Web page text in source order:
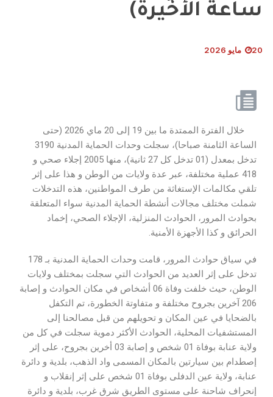
ساعة الأخيرة)
20 مايو 2026
خلال الفترة الممتدة ما بين 19 إلى 20 ماي 2026 (حتى
الساعة الثامنة صباحا)، سجلت وحدات الحماية المدنية 3190
تدخل بمعدل (01 تدخل كل 27 ثانية)، منها 2005 إجلاء صحي و
418 عملية مختلفة، عبر عدة ولايات من الوطن و هذا على إثر
تلقي مكالمات الإستغاثة من طرف المواطنين، هذه التدخلات
شملت مختلف مجالات أنشطة الحماية المدنية سواء المتعلقة
بحوادث المرور، الحوادث المنزلية، الإجلاء الصحي، إخماد
الحرائق و كذا الأجهزة الأمنية.
في سياق حوادث المرور، قامت وحدات الحماية المدنية بـ 178
تدخل على إثر العديد من الحوادث التي سجلت بمختلف ولايات
الوطن، حيث خلفت وفاة 06 أشخاص في مكان الحوادث و إصابة
206 آخرين بجروح مختلفة و متفاوتة الخطورة، تم التكفل
بالضحايا في عين المكان و تحويلهم من قبل مصالحنا إلى
المستشفيات المحلية، الحوادث الأكثر دموية سجلت في كل من
ولاية عنابة بوفاة 01 شخص و إصابة 03 أخرين بجروح، على إثر
إصطدام بين سيارتين بالمكان المسمى واد الذهب، بلدية و دائرة
عنابة، ولاية عين الدفلى بوفاة 01 شخص على إثر إنقلاب و
إنحراف شاحنة على مستوى الطريق شرق غرب، بلدية و دائرة